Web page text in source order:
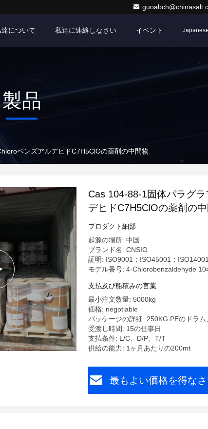
達について 私達に連絡しなさい イベント Japanese
製品
ベンズアルデヒドC7H5ClOの薬剤の中間物
Cas 104-88-1固体パラグ
デヒドC7H5ClOの薬剤の
プロダクト細部
起源の場所: 中国
ブランド名: CNSIG
証明: ISO9001；ISO45001；
モデル番号: 4-Chlorobenzaldehyde
支払及び船積みの言葉
最小注文数量: 5000kg
価格: negotiable
パッケージの詳細: 250KG PEのドラム
受渡し時間: 15の仕事日
支払条件: L/C、D/P、T/T
供給の能力: 1ヶ月あたりの200mt
最もよい価格を得な